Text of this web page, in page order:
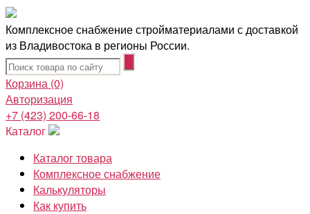
Комплексное снабжение стройматериалами с доставкой
из Владивостока в регионы России.
Корзина (0)
Авторизация
+7 (423) 200-66-18
Каталог
Каталог товара
Комплексное снабжение
Калькуляторы
Как купить